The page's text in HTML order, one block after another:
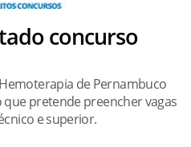
concurso
de Pernambuco
pretende preencher vagas
e superior.